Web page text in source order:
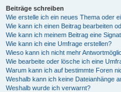
Beiträge schreiben
Wie erstelle ich ein neues Thema oder
Wie kann ich einen Beitrag bearbeiten
Wie kann ich meinem Beitrag eine
Wie kann ich eine Umfrage erstellen?
Wieso kann ich nicht mehr
Wie bearbeite oder lösche ich eine
Warum kann ich auf bestimmte Foren
Weshalb kann ich keine Dateianhänge
Weshalb wurde ich verwarnt?